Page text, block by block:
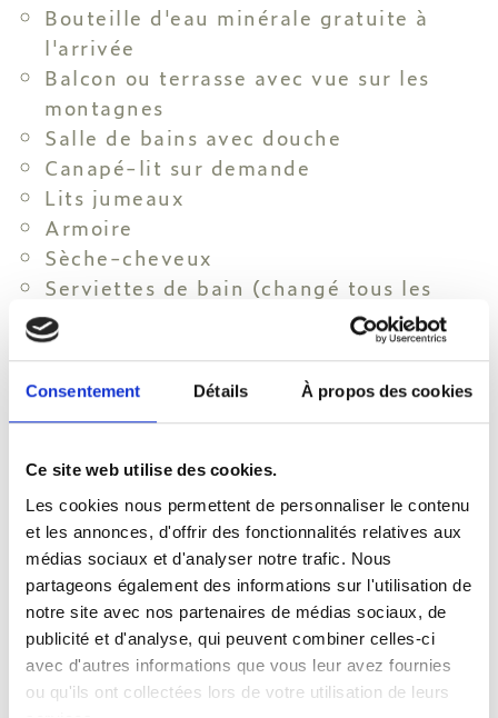
Consentement Détails À propos des cookies
Ce site web utilise des cookies.
Les cookies nous permettent de personnaliser le contenu
et les annonces, d'offrir des fonctionnalités relatives aux
médias sociaux et d'analyser notre trafic. Nous
partageons également des informations sur l'utilisation de
notre site avec nos partenaires de médias sociaux, de
publicité et d'analyse, qui peuvent combiner celles-ci
avec d'autres informations que vous leur avez fournies
ou qu'ils ont collectées lors de votre utilisation de leurs
Bouteille d'eau minérale gratuite à
l'arrivée
Balcon ou terrasse avec vue sur les
montagnes
Salle de bains avec douche
Canapé-lit sur demande
Lits jumeaux
Armoire
Sèche-cheveux
Serviettes de bain (changé tous les
deux jours) Pratiques écologiques
disponibles
Changement de linge (tous les 4
jours). Pratiques écologiques
Tous les articles de toilette
essentiels
Miroir cosmétique
Miroir rectangulaire
Système individuel d'air conditionné
Mini-réfrigérateur
Lits bébé sur demande
Carte d'oreillers
Coffre-fort électronique